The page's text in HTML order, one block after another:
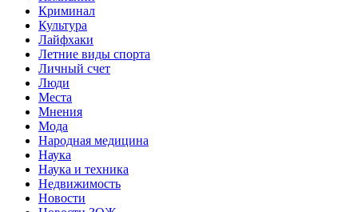
Криминал
Культура
Лайфхаки
Летние виды спорта
Личный счет
Люди
Места
Мнения
Мода
Народная медицина
Наука
Наука и техника
Недвижимость
Новости